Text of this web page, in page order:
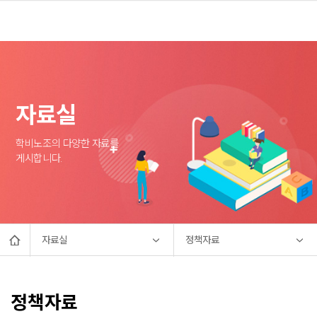
자료실
학비노조의 다양한 자료를
게시합니다.
자료실 정책자료
정책자료